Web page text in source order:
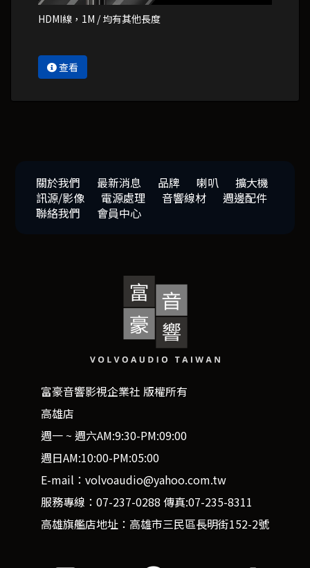
HDMI線，1M / 均有其他長度
查看
關於我們 最新消息 品牌 喇叭
擴大機
訊源/影像
電源處理 音響線材
週邊配件
聯絡我們
會員中心
富豪音響影視企業社 版權所有
高雄店
週一 ~ 週六AM:9:30-PM:09:00
週日AM:10:00-PM:05:00
E-mail：volvoaudio@yahoo.com.tw
服務專線：07-237-0288 傳真:07-235-8311
高雄旗艦店地址：高雄市三民區長明街152-2號